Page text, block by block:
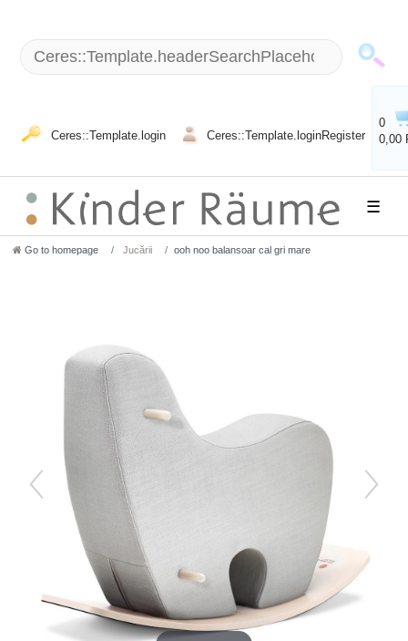
Ceres::Template.login Ceres::Template.loginRegister
0
0,00
☰
Go to homepage Jucării ooh noo balansoar cal gri mare